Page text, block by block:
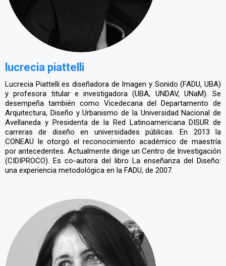
lucrecia piattelli
Lucrecia Piattelli es diseñadora de Imagen y Sonido (FADU, UBA)
y profesora titular e investigadora (UBA, UNDAV, UNaM). Se
desempeña también como Vicedecana del Departamento de
Arquitectura, Diseño y Urbanismo de la Universidad Nacional de
Avellaneda y Presidenta de la Red Latinoamericana DISUR de
carreras de diseño en universidades públicas. En 2013 la
CONEAU le otorgó el reconocimiento académico de maestría
por antecedentes. Actualmente dirige un Centro de Investigación
(CIDIPROCO). Es co-autora del libro La enseñanza del Diseño:
una experiencia metodológica en la FADU, de 2007.